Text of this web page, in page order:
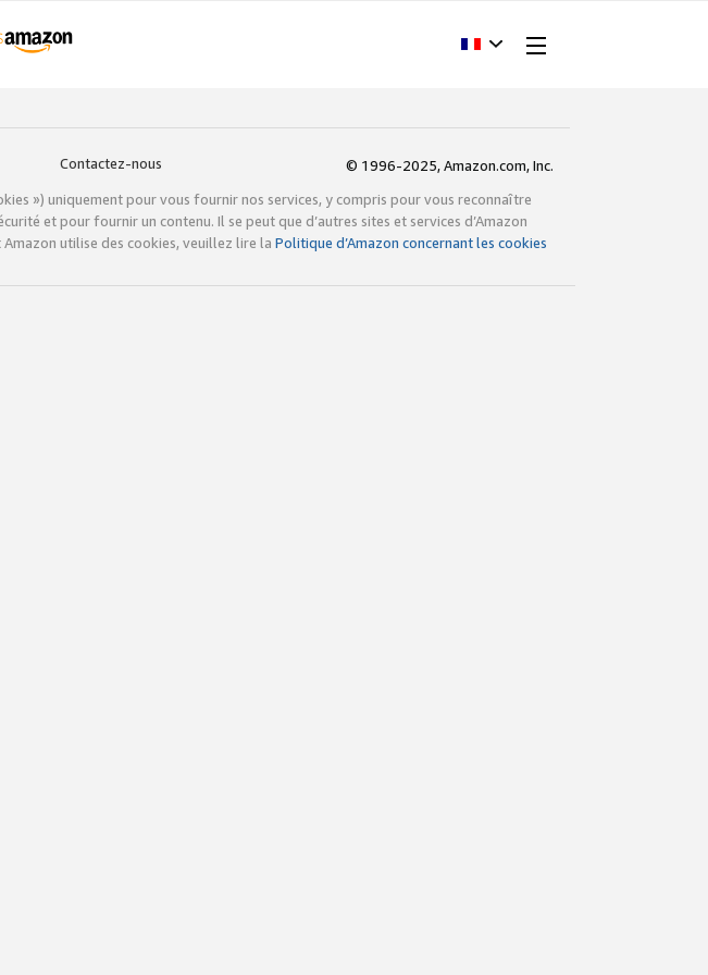
Contactez-nous
© 1996-2025, Amazon.com, Inc.
») uniquement pour vous fournir nos services, y compris pour vous reconnaître
et pour fournir un contenu. Il se peut que d’autres sites et services d’Amazon
utilise des cookies, veuillez lire la Politique d’Amazon concernant les cookies